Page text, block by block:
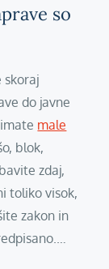
so
skoraj
do javne
male
blok,
zdaj,
toliko visok,
zakon in